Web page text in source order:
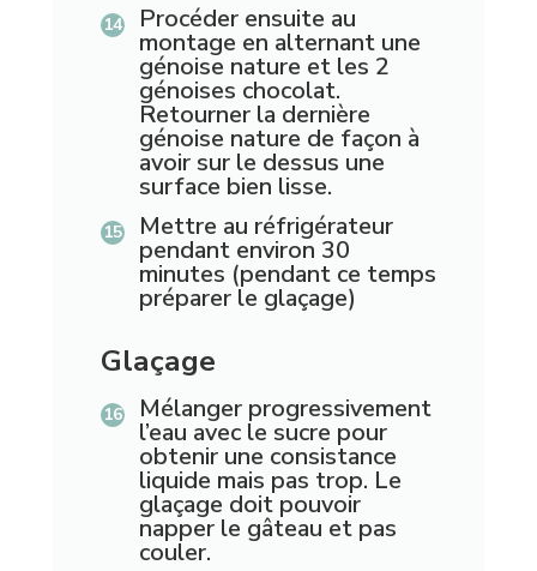
Procéder ensuite au
montage en alternant une
génoise nature et les 2
génoises chocolat.
Retourner la dernière
génoise nature de façon à
avoir sur le dessus une
surface bien lisse.
Mettre au réfrigérateur
pendant environ 30
minutes (pendant ce temps
préparer le glaçage)
Glaçage
Mélanger progressivement
l’eau avec le sucre pour
obtenir une consistance
liquide mais pas trop. Le
glaçage doit pouvoir
napper le gâteau et pas
couler.